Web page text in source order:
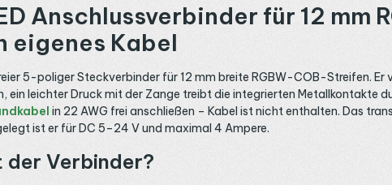
Anschlussverbinder für 12 mm
eigenes Kabel
5-poliger Steckverbinder für 12 mm breite RGBW-COB-Streifen.
ein leichter Druck mit der Zange treibt die integrierten Metallkontakte
in 22 AWG frei anschließen – Kabel ist nicht enthalten. Das
ist er für DC 5–24 V und maximal 4 Ampere.
der Verbinder?